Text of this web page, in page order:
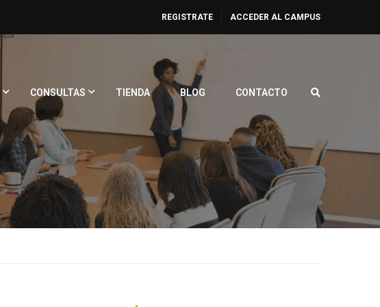
REGISTRATE ACCEDER AL CAMPUS
CONSULTAS TIENDA BLOG CONTACTO